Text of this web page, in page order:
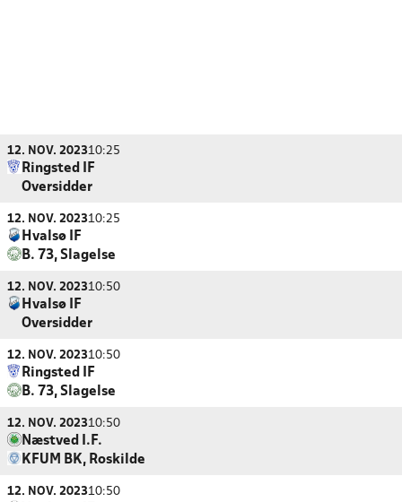
12. NOV. 202310:25
Ringsted IF
Oversidder
12. NOV. 202310:25
Hvalsø IF
B. 73, Slagelse
12. NOV. 202310:50
Hvalsø IF
Oversidder
12. NOV. 202310:50
Ringsted IF
B. 73, Slagelse
12. NOV. 202310:50
Næstved I.F.
KFUM BK, Roskilde
12. NOV. 202310:50